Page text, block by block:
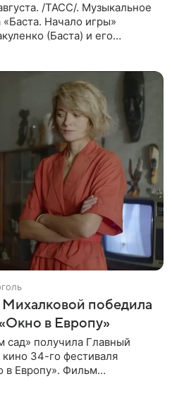
/ТАСС/. Музыкальное
Начало игры»
(Баста) и его
победила
в Европу»
получила Главный
кино 34-го фестиваля
в Европу». Фильм